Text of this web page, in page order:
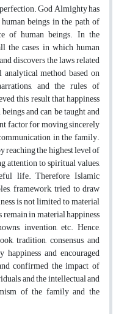
God Almighty has
beings in the path of
of human beings. In the
the cases in which human
discovers the laws related
method based on
and the rules of
this result that happiness
and can be taught and
factor for moving sincerely
in the family.
reaching the highest level of
attention to spiritual values,
life. Therefore, Islamic
framework, tried to draw
is not limited to material
remain in material happiness
invention, etc. Hence,
tradition, consensus, and
happiness and encouraged
confirmed the impact of
and the intellectual and
of the family and the